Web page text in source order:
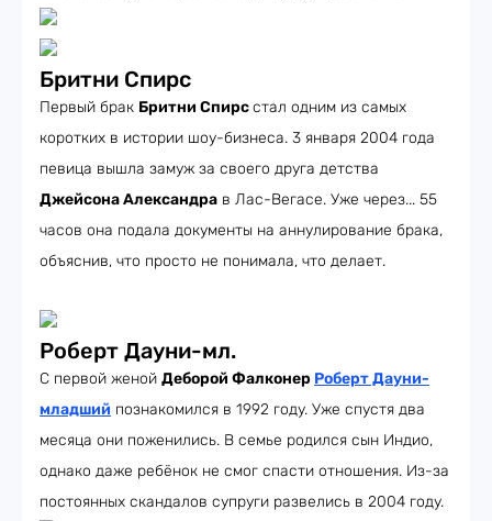
Бритни Спирс
Первый брак Бритни Спирсстал одним из самых
коротких в истории шоу-бизнеса. 3 января 2004 года
певица вышла замуж за своего друга детства
Джейсона Александра в Лас-Вегасе. Уже через... 55
часов она подала документы на аннулирование брака,
объяснив, что просто не понимала, что делает.
Роберт Дауни-мл.
С первой женой Деборой Фалконер Роберт Дауни-
младший познакомился в 1992 году. Уже спустя два
месяца они поженились. В семье родился сын Индио,
однако даже ребёнок не смог спасти отношения. Из-за
постоянных скандалов супруги развелись в 2004 году.